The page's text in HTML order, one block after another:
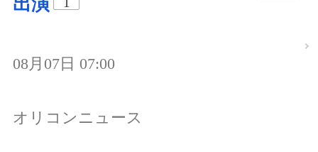
08月07日 07:00
オリコンニュース